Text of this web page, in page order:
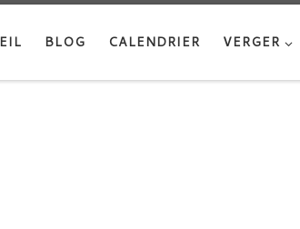
BLOG CALENDRIER VERGER